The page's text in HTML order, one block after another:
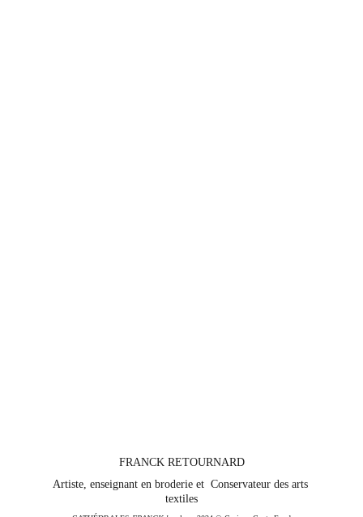
Artiste, enseignant en broderie et  Conservateur des arts
textiles
FRANCK RETOURNARD